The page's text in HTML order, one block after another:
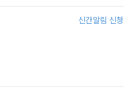
신간알림 신청